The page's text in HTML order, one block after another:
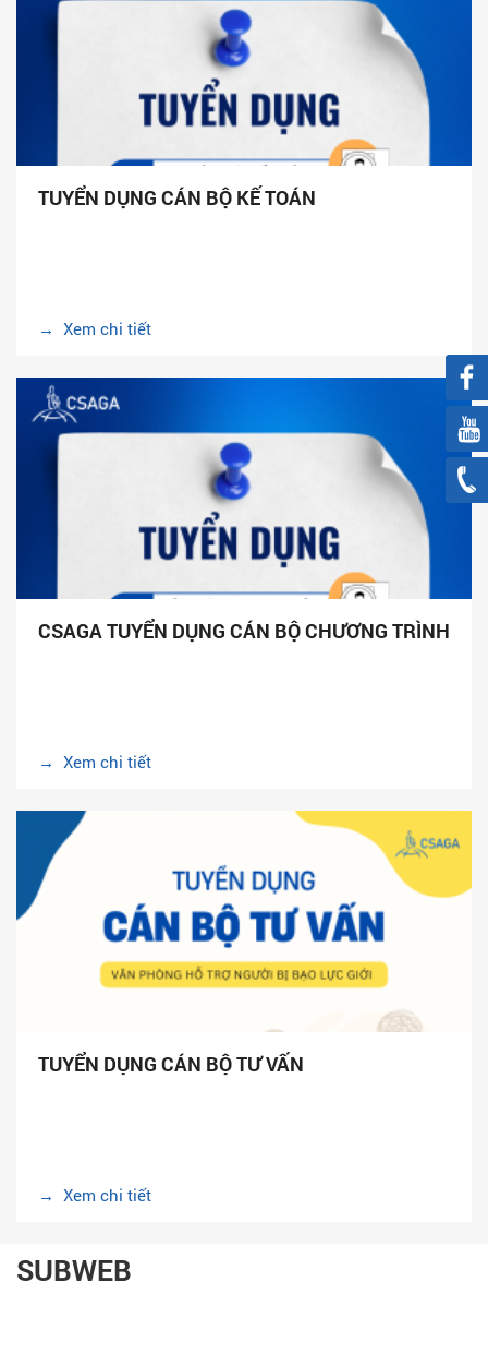
TUYỂN DỤNG CÁN BỘ KẾ TOÁN
→ Xem chi tiết
CSAGA TUYỂN DỤNG CÁN BỘ CHƯƠNG TRÌNH
→ Xem chi tiết
TUYỂN DỤNG CÁN BỘ TƯ VẤN
→ Xem chi tiết
SUBWEB